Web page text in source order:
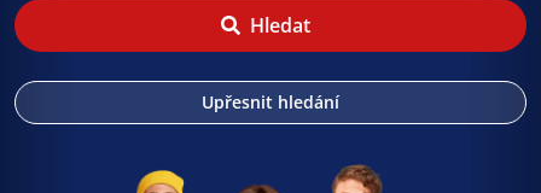
Hledat
Upřesnit hledání